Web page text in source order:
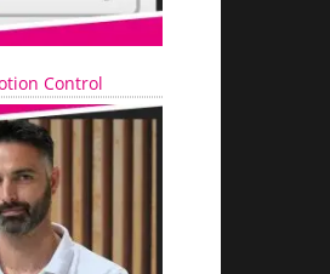
Control